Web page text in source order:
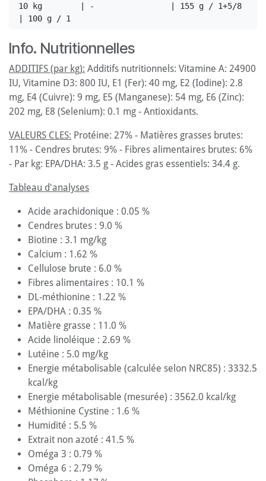
10 kg        | -                | 155 g / 1+5/8
Info. Nutritionnelles
ADDITIFS (par kg): Additifs nutritionnels: Vitamine A: 24900
IU, Vitamine D3: 800 IU, E1 (Fer): 40 mg, E2 (Iodine): 2.8
mg, E4 (Cuivre): 9 mg, E5 (Manganese): 54 mg, E6 (Zinc):
202 mg, E8 (Selenium): 0.1 mg - Antioxidants.
VALEURS CLES: Protéine: 27% - Matières grasses brutes:
11% - Cendres brutes: 9% - Fibres alimentaires brutes: 6%
- Par kg: EPA/DHA: 3.5 g - Acides gras essentiels: 34.4 g.
Tableau d'analyses
Acide arachidonique : 0.05 %
Cendres brutes : 9.0 %
Biotine : 3.1 mg/kg
Calcium : 1.62 %
Cellulose brute : 6.0 %
Fibres alimentaires : 10.1 %
DL-méthionine : 1.22 %
EPA/DHA : 0.35 %
Matière grasse : 11.0 %
Acide linoléique : 2.69 %
Lutéine : 5.0 mg/kg
Energie métabolisable (calculée selon NRC85) : 3332.5
kcal/kg
Energie métabolisable (mesurée) : 3562.0 kcal/kg
Méthionine Cystine : 1.6 %
Humidité : 5.5 %
Extrait non azoté : 41.5 %
Oméga 3 : 0.79 %
Oméga 6 : 2.79 %